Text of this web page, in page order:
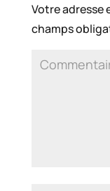
Votre adresse
champs